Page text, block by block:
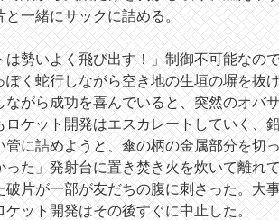
一緒にサックに詰める。
勢いよく飛び出す！」制御不可能なの
く蛇行しながら空き地の生垣の塀を抜
がら成功を喜んでいると、突然のオバ
ケット開発はエスカレートしていく、
に詰めようと、傘の柄の金属部分を切
た」発射台に置き焚き火を炊いて離れ
片が一部が友だちの腹に刺さった。大
ット開発はその後すぐに中止した。